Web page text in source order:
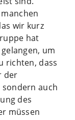
wir kurz
hat
um
richten, dass
der
auch
des
müssen